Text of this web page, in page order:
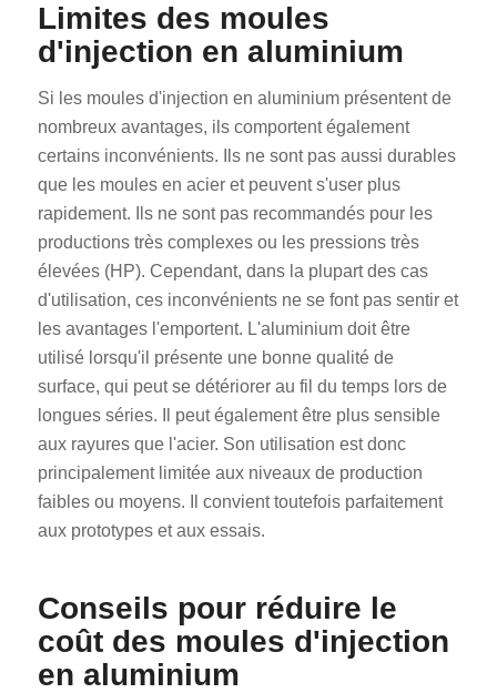
Limites des moules
d'injection en aluminium
Si les moules d'injection en aluminium présentent de
nombreux avantages, ils comportent également
certains inconvénients. Ils ne sont pas aussi durables
que les moules en acier et peuvent s'user plus
rapidement. Ils ne sont pas recommandés pour les
productions très complexes ou les pressions très
élevées (HP). Cependant, dans la plupart des cas
d'utilisation, ces inconvénients ne se font pas sentir et
les avantages l'emportent. L'aluminium doit être
utilisé lorsqu'il présente une bonne qualité de
surface, qui peut se détériorer au fil du temps lors de
longues séries. Il peut également être plus sensible
aux rayures que l'acier. Son utilisation est donc
principalement limitée aux niveaux de production
faibles ou moyens. Il convient toutefois parfaitement
aux prototypes et aux essais.
Conseils pour réduire le
coût des moules d'injection
en aluminium